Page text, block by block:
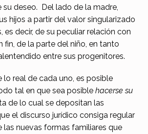
su deseo. Del lado de la madre,
hijos a partir del valor singularizado
es decir, de su peculiar relación con
fin, de la parte del niño, en tanto
entre sus progenitores.
lo real de cada uno, es posible
tal en que sea posible hacerse su
de lo cual se depositan las
el discurso jurídico consiga regular
las nuevas formas familiares que